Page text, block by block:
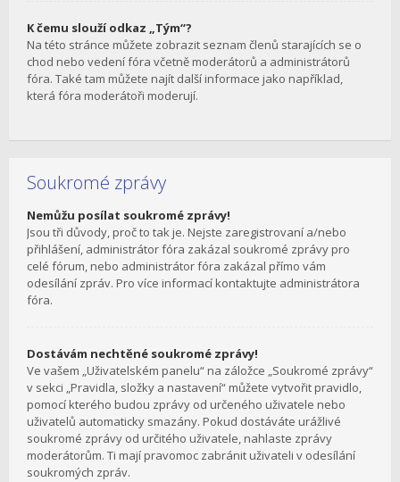
K čemu slouží odkaz „Tým“?
Na této stránce můžete zobrazit seznam členů starajících se o
chod nebo vedení fóra včetně moderátorů a administrátorů
fóra. Také tam můžete najít další informace jako například,
která fóra moderátoři moderují.
Soukromé zprávy
Nemůžu posílat soukromé zprávy!
Jsou tři důvody, proč to tak je. Nejste zaregistrovaní a/nebo
přihlášení, administrátor fóra zakázal soukromé zprávy pro
celé fórum, nebo administrátor fóra zakázal přímo vám
odesílání zpráv. Pro více informací kontaktujte administrátora
fóra.
Dostávám nechtěné soukromé zprávy!
Ve vašem „Uživatelském panelu“ na záložce „Soukromé zprávy“
v sekci „Pravidla, složky a nastavení“ můžete vytvořit pravidlo,
pomocí kterého budou zprávy od určeného uživatele nebo
uživatelů automaticky smazány. Pokud dostáváte urážlivé
soukromé zprávy od určitého uživatele, nahlaste zprávy
moderátorům. Ti mají pravomoc zabránit uživateli v odesílání
soukromých zpráv.